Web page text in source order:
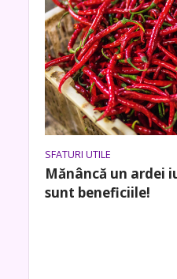
SFATURI UTILE
Mănâncă un ardei
sunt beneficiile!